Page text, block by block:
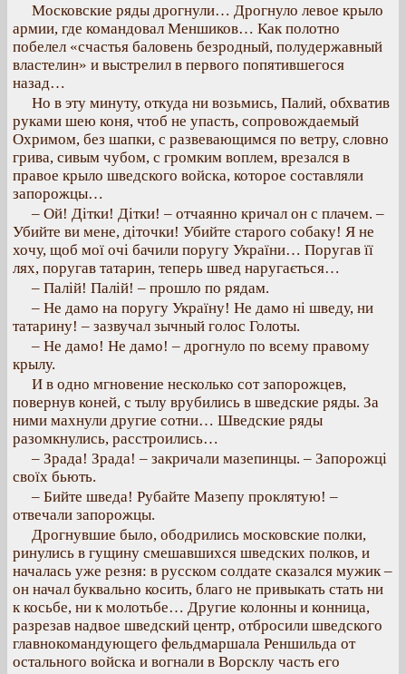
Московские ряды дрогнули… Дрогнуло левое крыло
армии, где командовал Меншиков… Как полотно
побелел «счастья баловень безродный, полудержавный
властелин» и выстрелил в первого попятившегося
назад…
Но в эту минуту, откуда ни возьмись, Палий, обхватив
руками шею коня, чтоб не упасть, сопровождаемый
Охримом, без шапки, с развевающимся по ветру, словно
грива, сивым чубом, с громким воплем, врезался в
правое крыло шведского войска, которое составляли
запорожцы…
– Ой! Дітки! Дітки! – отчаянно кричал он с плачем. –
Убийте ви мене, діточки! Убийте старого собаку! Я не
хочу, щоб мої очі бачили поругу України… Поругав її
лях, поругав татарин, теперь швед наругається…
– Палій! Палій! – прошло по рядам.
– Не дамо на поругу Україну! Не дамо ні шведу, ни
татарину! – зазвучал зычный голос Голоты.
– Не дамо! Не дамо! – дрогнуло по всему правому
крылу.
И в одно мгновение несколько сот запорожцев,
повернув коней, с тылу врубились в шведские ряды. За
ними махнули другие сотни… Шведские ряды
разомкнулись, расстроились…
– Зрада! Зрада! – закричали мазепинцы. – Запорожці
своїх бьють.
– Бийте шведа! Рубайте Мазепу проклятую! –
отвечали запорожцы.
Дрогнувшие было, ободрились московские полки,
ринулись в гущину смешавшихся шведских полков, и
началась уже резня: в русском солдате сказался мужик –
он начал буквально косить, благо не привыкать стать ни
к косьбе, ни к молотьбе… Другие колонны и конница,
разрезав надвое шведский центр, отбросили шведского
главнокомандующего фельдмаршала Реншильда от
остального войска и вогнали в Ворсклу часть его